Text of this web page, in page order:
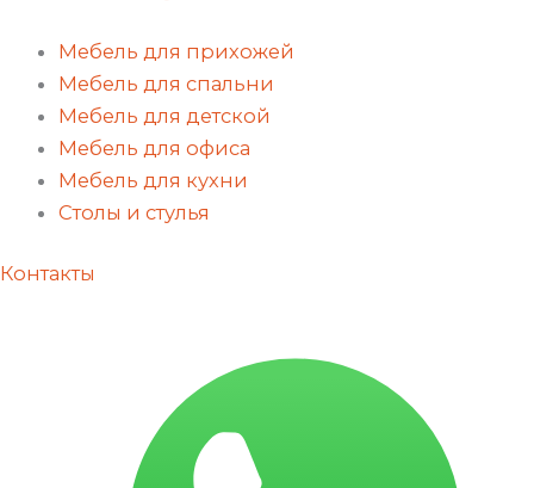
Мебель для прихожей
Мебель для спальни
Мебель для детской
Мебель для офиса
Мебель для кухни
Столы и стулья
Контакты